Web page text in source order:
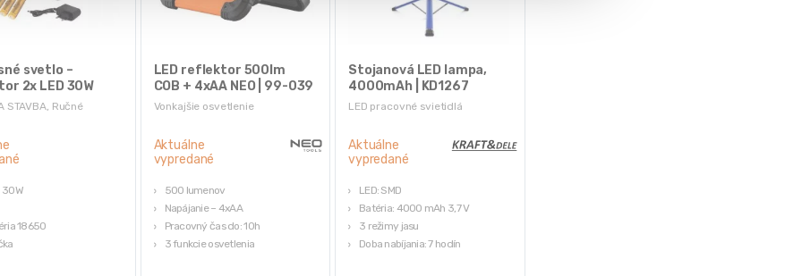
STAVBA Ručné
svetlo –
2x LED 30W
30W
18650
Vonkajšie osvetlenie
LED reflektor 500lm
COB + 4xAA NEO | 99-039
Aktuálne
vypredané
500 lumenov
Napájanie – 4xAA
Pracovný čas do: 10h
3 funkcie osvetlenia
LED pracovné svietidlá
Stojanová LED lampa,
4000mAh | KD1267
Aktuálne
vypredané
LED: SMD
Batéria: 4000 mAh 3,7 V
3 režimy jasu
Doba nabíjania: 7 hodín